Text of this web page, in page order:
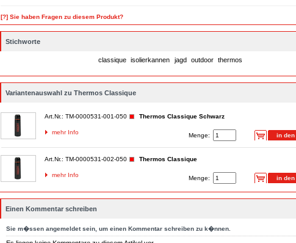
[?] Sie haben Fragen zu diesem Produkt?
Stichworte
classique isolierkannen jagd outdoor thermos
Variantenauswahl zu Thermos Classique
Thermos Classique Schwarz
Art.Nr.: TM-0000531-001-050
mehr Info Menge:
Thermos Classique
Art.Nr.: TM-0000531-002-050
mehr Info Menge:
Einen Kommentar schreiben
Sie m�ssen angemeldetsein, um einen Kommentar schreiben zu k�nnen.